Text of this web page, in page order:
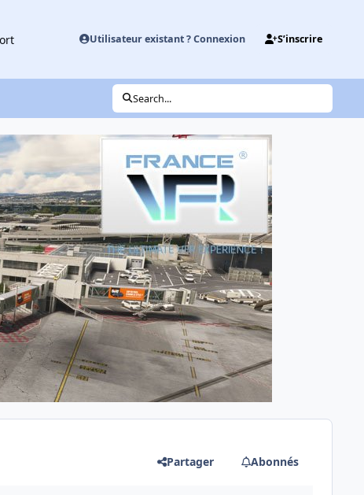
Utilisateur existant ? Connexion S’inscrire
Search...
Partager Abonnés